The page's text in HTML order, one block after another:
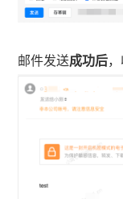
邮件发送成功后，